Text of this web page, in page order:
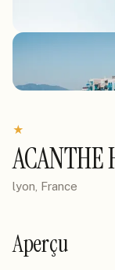
★
ACANTHE
lyon, France
Aperçu